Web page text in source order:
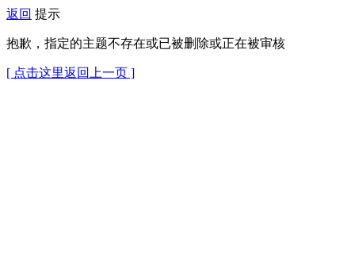
返回 提示
抱歉，指定的主题不存在或已被删除或正在被审核
[ 点击这里返回上一页 ]